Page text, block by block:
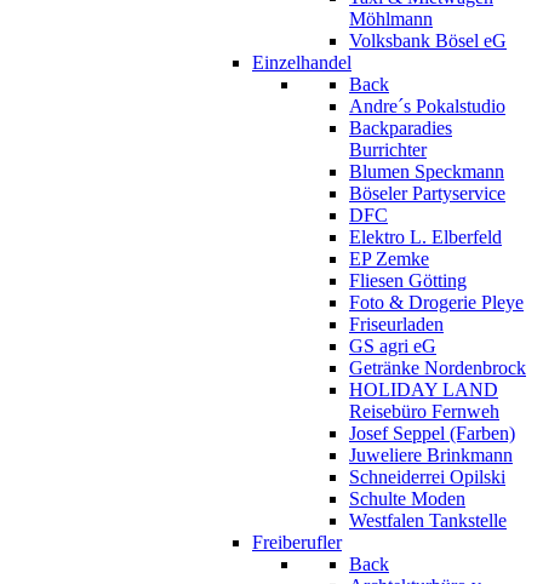
Möhlmann
Volksbank Bösel eG
Einzelhandel
Back
Andre´s Pokalstudio
Backparadies
Burrichter
Blumen Speckmann
Böseler Partyservice
DFC
Elektro L. Elberfeld
EP Zemke
Fliesen Götting
Foto & Drogerie Pleye
Friseurladen
GS agri eG
Getränke Nordenbrock
HOLIDAY LAND
Reisebüro Fernweh
Josef Seppel (Farben)
Juweliere Brinkmann
Schneiderrei Opilski
Schulte Moden
Westfalen Tankstelle
Freiberufler
Back